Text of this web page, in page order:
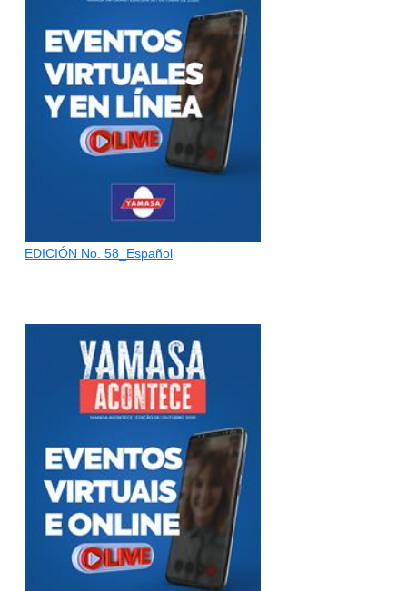
EDICIÓN No. 58_Español